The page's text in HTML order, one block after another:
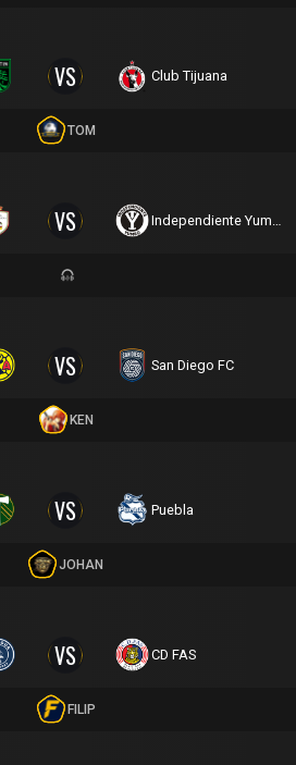
VS Club Tijuana
TOM
VS Independiente Yumbo
VS San Diego FC
KEN
VS Puebla
JOHAN
VS CD FAS
FILIP